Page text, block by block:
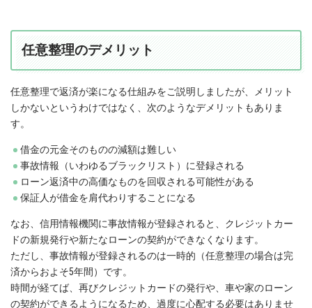
任意整理のデメリット
任意整理で返済が楽になる仕組みをご説明しましたが、メリット
しかないというわけではなく、次のようなデメリットもありま
す。
借金の元金そのものの減額は難しい
事故情報（いわゆるブラックリスト）に登録される
ローン返済中の高価なものを回収される可能性がある
保証人が借金を肩代わりすることになる
なお、信用情報機関に事故情報が登録されると、クレジットカー
ドの新規発行や新たなローンの契約ができなくなります。
ただし、事故情報が登録されるのは一時的（任意整理の場合は完
済からおよそ5年間）です。
時間が経てば、再びクレジットカードの発行や、車や家のローン
の契約ができるようになるため、過度に心配する必要はありませ